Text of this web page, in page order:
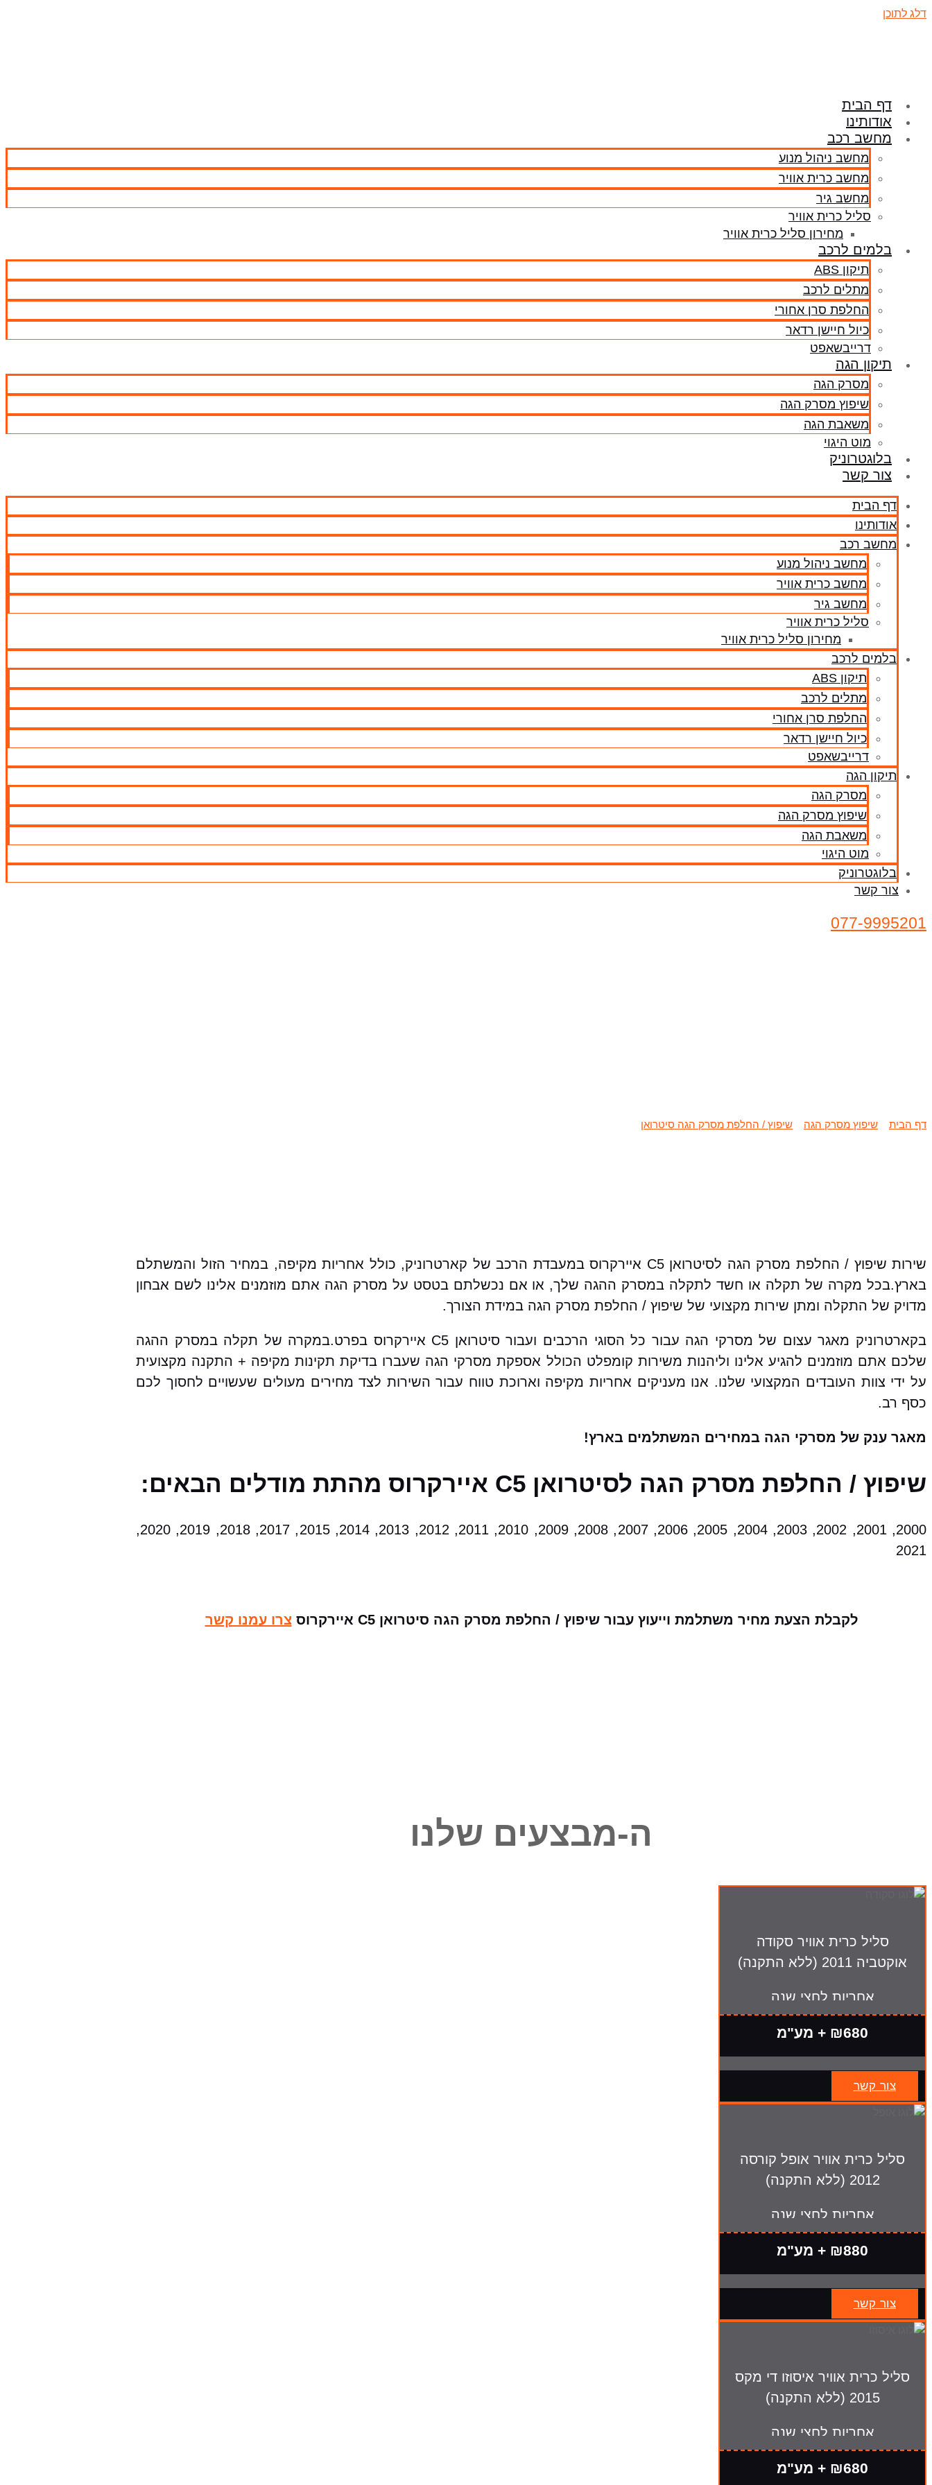
דלג לתוכן
דף הבית
אודותינו
מחשב רכב
מחשב ניהול מנוע
מחשב כרית אוויר
מחשב גיר
סליל כרית אוויר
מחירון סליל כרית אוויר
בלמים לרכב
תיקון ABS
מתלים לרכב
החלפת סרן אחורי
כיול חיישן רדאר
דרייבשאפט
תיקון הגה
מסרק הגה
שיפוץ מסרק הגה
משאבת הגה
מוט היגוי
בלוגטרוניק
צור קשר
דף הבית
אודותינו
מחשב רכב
מחשב ניהול מנוע
מחשב כרית אוויר
מחשב גיר
סליל כרית אוויר
מחירון סליל כרית אוויר
בלמים לרכב
תיקון ABS
מתלים לרכב
החלפת סרן אחורי
כיול חיישן רדאר
דרייבשאפט
תיקון הגה
מסרק הגה
שיפוץ מסרק הגה
משאבת הגה
מוט היגוי
בלוגטרוניק
צור קשר
077-9995201
דף הבית שיפוץ מסרק הגה שיפוץ / החלפת מסרק הגה סיטרואן
שירות שיפוץ / החלפת מסרק הגה לסיטרואן C5 איירקרוס במעבדת הרכב של קארטרוניק, כולל אחריות מקיפה, במחיר הזול והמשתלם
בארץ.בכל מקרה של תקלה או חשד לתקלה במסרק ההגה שלך, או אם נכשלתם בטסט על מסרק הגה אתם מוזמנים אלינו לשם אבחון
מדויק של התקלה ומתן שירות מקצועי של שיפוץ / החלפת מסרק הגה במידת הצורך.
בקארטרוניק מאגר עצום של מסרקי הגה עבור כל הסוגי הרכבים ועבור סיטרואן C5 איירקרוס בפרט.במקרה של תקלה במסרק ההגה
שלכם אתם מוזמנים להגיע אלינו וליהנות משירות קומפלט הכולל אספקת מסרקי הגה שעברו בדיקת תקינות מקיפה + התקנה מקצועית
על ידי צוות העובדים המקצועי שלנו. אנו מעניקים אחריות מקיפה וארוכת טווח עבור השירות לצד מחירים מעולים שעשויים לחסוך לכם
כסף רב.
מאגר ענק של מסרקי הגה במחירים המשתלמים בארץ!
שיפוץ / החלפת מסרק הגה לסיטרואן C5 איירקרוס מהתת מודלים הבאים:
2000, 2001, 2002, 2003, 2004, 2005, 2006, 2007, 2008, 2009, 2010, 2011, 2012, 2013, 2014, 2015, 2017, 2018, 2019, 2020,
2021
לקבלת הצעת מחיר משתלמת וייעוץ עבור שיפוץ / החלפת מסרק הגה סיטרואן C5 איירקרוס צרו עמנו קשר
ה-מבצעים שלנו
סליל כרית אוויר סקודה
אוקטביה 2011 (ללא התקנה)
אחריות לחצי שנה
₪680 + מע"מ
צור קשר
סליל כרית אוויר אופל קורסה
2012 (ללא התקנה)
אחריות לחצי שנה
₪880 + מע"מ
צור קשר
סליל כרית אוויר איסוזו די מקס
2015 (ללא התקנה)
אחריות לחצי שנה
₪680 + מע"מ